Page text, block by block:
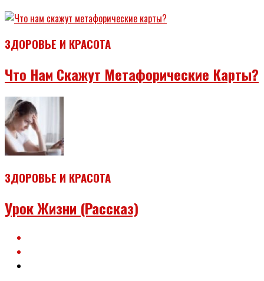
ЗДОРОВЬЕ И КРАСОТА
Что Нам Скажут Метафорические Карты?
ЗДОРОВЬЕ И КРАСОТА
Урок Жизни (рассказ)